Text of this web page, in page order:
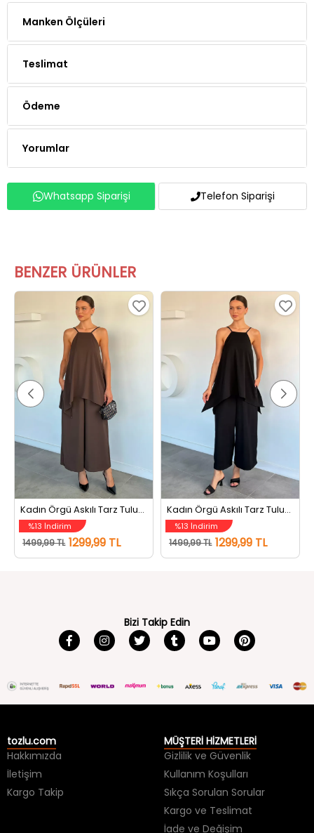
Manken Ölçüleri
Teslimat
Ödeme
Yorumlar
Whatsapp Siparişi Telefon Siparişi
BENZER ÜRÜNLER
Kadın Örgü Askılı Tarz Tulum Kahve
%13 İndirim
1499,99 TL 1299,99 TL
Kadın Örgü Askılı Tarz Tulum Siyah
%13 İndirim
1499,99 TL 1299,99 TL
Bizi Takip Edin
tozlu.com
Hakkımızda
İletişim
Kargo Takip
MÜŞTERİ HİZMETLERİ
Gizlilik ve Güvenlik
Kullanım Koşulları
Sıkça Sorulan Sorular
Kargo ve Teslimat
İade ve Değişim